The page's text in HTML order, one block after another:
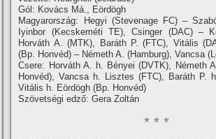
Gól: Kovács Má., Eördögh
Magyarország: Hegyi (Stevenage FC) –
Iyinbor (Kecskeméti TE), Csinger (DAC) –
Horváth A. (MTK), Baráth P. (FTC), Vitális
(Bp. Honvéd) – Németh A. (Hamburg), Vancsa
Csere: Horváth A. h. Bényei (DVTK), Németh
Honvéd), Vancsa h. Lisztes (FTC), Baráth P.
Vitális h. Eördögh (Bp. Honvéd)
Szövetségi edző: Gera Zoltán
* * *